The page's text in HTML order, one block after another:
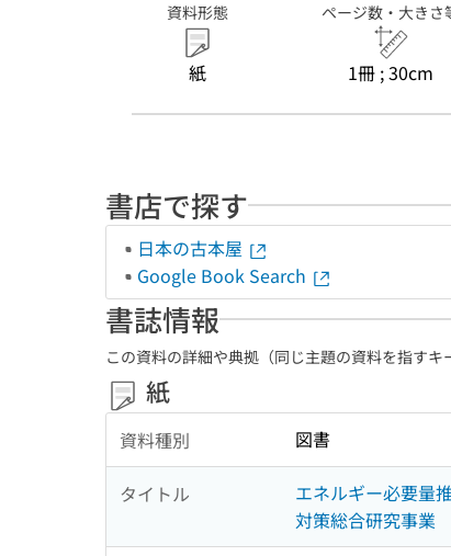
資料形態
紙
ページ数・大きさ
1冊 ; 30cm
書店で探す
日本の古本屋
Google Book Search
書誌情報
この資料の詳細や典拠（同じ主題の資料を指すキ
紙
資料種別 図書
タイトル
エネルギー必要量
対策総合研究事業